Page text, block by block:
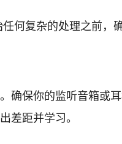
何复杂的处理之前，
确保你的监听音箱或
差距并学习。